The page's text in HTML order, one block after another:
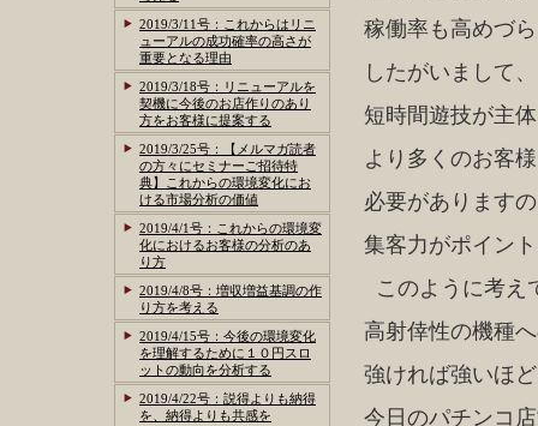
稼働率も高めづ
したがいまして、
短時間遊技が主
より多くのお客
必要があります
集客力がポイン
このように考え
高射倖性の機種
強ければ強いほ
今日のパチンコ
2019/3/11号：これからはリニ
ューアルの成功確率の高さが
重要となる理由
2019/3/18号：リニューアルを
契機に今後のお店作りのあり
方をお客様に提案する
2019/3/25号：【メルマガ読者
の方々にセミナーご招待特
典】これからの環境変化にお
ける市場分析の価値
2019/4/1号：これからの環境変
化におけるお客様の分析のあ
り方
2019/4/8号：増収増益基調の作
り方を考える
2019/4/15号：今後の環境変化
を理解するために１０円スロ
ットの動向を分析する
2019/4/22号：説得よりも納得
を、納得よりも共感を